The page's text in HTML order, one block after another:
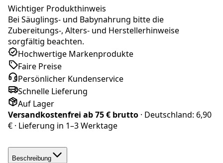
Wichtiger Produkthinweis
Bei Säuglings- und Babynahrung bitte die
Zubereitungs-, Alters- und Herstellerhinweise
sorgfältig beachten.
Hochwertige Markenprodukte
Faire Preise
Persönlicher Kundenservice
Schnelle Lieferung
Auf Lager
Versandkostenfrei ab75 € brutto · Deutschland: 6,90
€ · Lieferung in 1–3 Werktage
Beschreibung